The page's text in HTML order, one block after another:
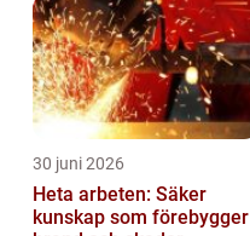
30 juni 2026
Heta arbeten: Säker
kunskap som förebygger